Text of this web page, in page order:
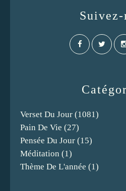
Verset Du Jour (1081)
Pain De Vie (27)
Pensée Du Jour (15)
Méditation (1)
Thème De L'année (1)
Suivez-